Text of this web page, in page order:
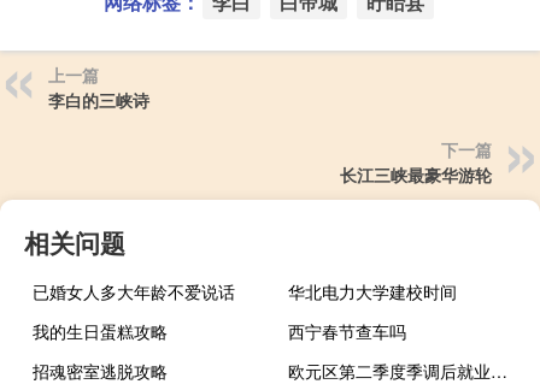
上一篇
李白的三峡诗
下一篇
长江三峡最豪华游轮
相关问题
已婚女人多大年龄不爱说话
华北电力大学建校时间
我的生日蛋糕攻略
西宁春节查车吗
招魂密室逃脱攻略
欧元区第二季度季调后就业人数年率 1.5%预期1.4%前值1.60%